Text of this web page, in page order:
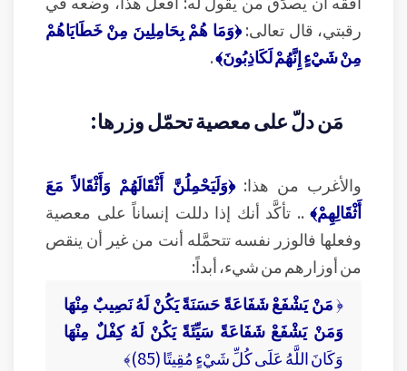
رقبتي، قال تعالى:﴿وَمَا هُمْ بِحَامِلِينَ مِنْ خَطَايَاهُمْ
مِنْ شَيْءٍ إِنَّهُمْ لَكَاذِبُونَ﴾.
مَن دلّ على معصية تحمّل وزرها:
والأغرب من هذا:﴿وَلَيَحْمِلُنَّ أَثْقَالَهُمْ وَأَثْقَالاً مَعَ
أَثْقَالِهِمْ﴾ .. تأكَّد أنك إذا دللت إنساناً على معصية
وفعلها فالوزر نفسه تتحمَّله أنت من غير أن ينقص
من أوزارهم من شيء، أبداً:
﴿مَنْ يَشْفَعْ شَفَاعَةً حَسَنَةً يَكُنْ لَهُ نَصِيبٌ مِنْهَا
وَمَنْ يَشْفَعْ شَفَاعَةً سَيِّئَةً يَكُنْ لَهُ كِفْلٌ مِنْهَا
وَكَانَ اللَّهُ عَلَى كُلِّ شَيْءٍ مُقِيتًا (85)﴾